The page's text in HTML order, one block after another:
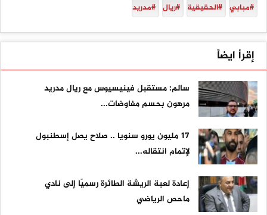
#مبابي #الحقيقية #ريال #مدريد
إقرأ ايضاً
سالم: مستقبل فينيسيوس مع ريال مدريد
مرهون بحسم مفاوضات...
17 مليون يورو سنويا .. صلاح يصل إسطنبول
لإتمام انتقاله...
إعادة لعبة الريشة الطائرة رسميًا إلى نادي
ماحص الرياضي